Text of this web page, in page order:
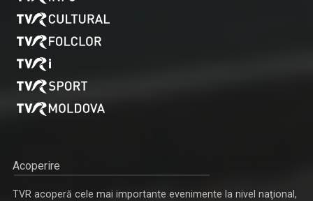
Acoperire
TVR acoperă cele mai importante evenimente la nivel naţional,